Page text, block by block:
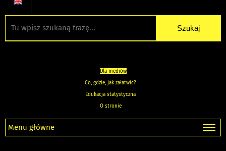
Dla mediów
Co, gdzie, jak załatwić?
Edukacja statystyczna
O stronie
Menu główne